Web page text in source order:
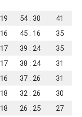
19 54 : 30
41
16 45 : 16
35
17 39 : 24
35
17 38 : 24
31
16 37 : 26
31
18 32 : 26
30
18 26 : 25
27